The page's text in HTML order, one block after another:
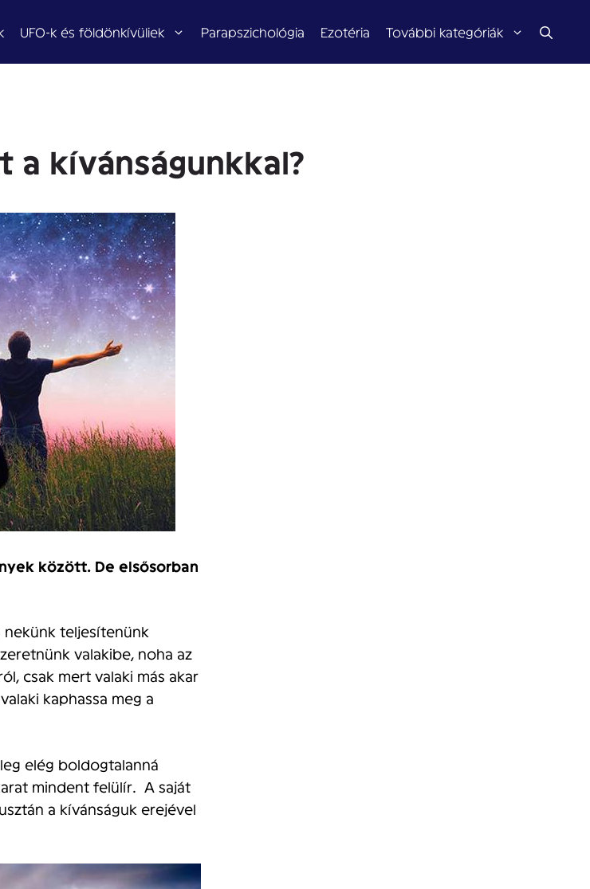
UFO-k és földönkívüliek Parapszichológia Ezotéria További kategóriák
a kívánságunkkal?
között. De elsősorban
nekünk teljesítenünk
valakibe, noha az
csak mert valaki más akar
kaphassa meg a
elég boldogtalanná
mindent felülír. A saját
a kívánságuk erejével